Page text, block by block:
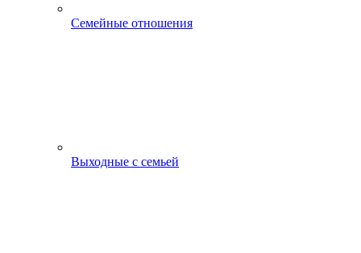
Семейные отношения
Выходные с семьей